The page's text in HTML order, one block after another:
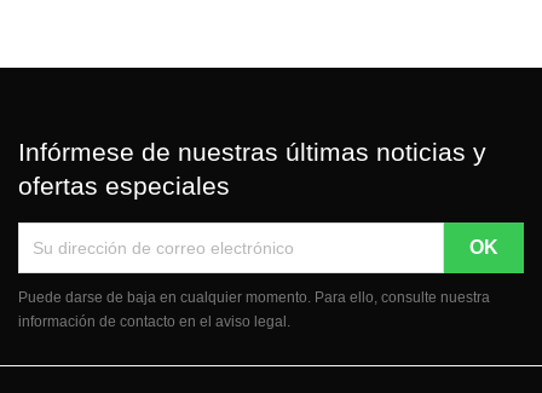
Infórmese de nuestras últimas noticias y
ofertas especiales
Puede darse de baja en cualquier momento. Para ello, consulte nuestra
información de contacto en el aviso legal.